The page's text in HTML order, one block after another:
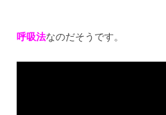
呼吸法なのだそうです。